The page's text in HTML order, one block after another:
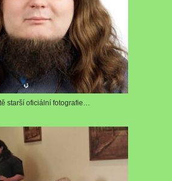
starší oficiální fotografie…